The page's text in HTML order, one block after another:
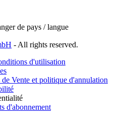
de pays / langue
- All rights reserved.
d'utilisation
Vente et politique d'annulation
d'abonnement